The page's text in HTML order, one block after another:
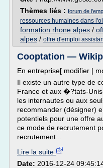
Thèmes liés : forum de
ressources humaines dans
formation rhone alpes /
alpes / offre d'emploi
Cooptation —
En entreprise[ modifier |
Il existe un autre type de
France et aux �?tats-
les internautes ou aux
recommander (désigner)
potentiels pour une offre
ce mode de recrutement
recrutement...
Lire la suite
Date: 2016-12-24